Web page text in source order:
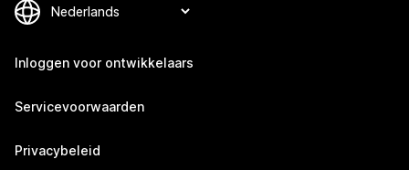
Inloggen voor ontwikkelaars
Servicevoorwaarden
Privacybeleid